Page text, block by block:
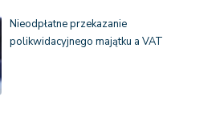
Nieodpłatne przekazanie
polikwidacyjnego majątku a VAT